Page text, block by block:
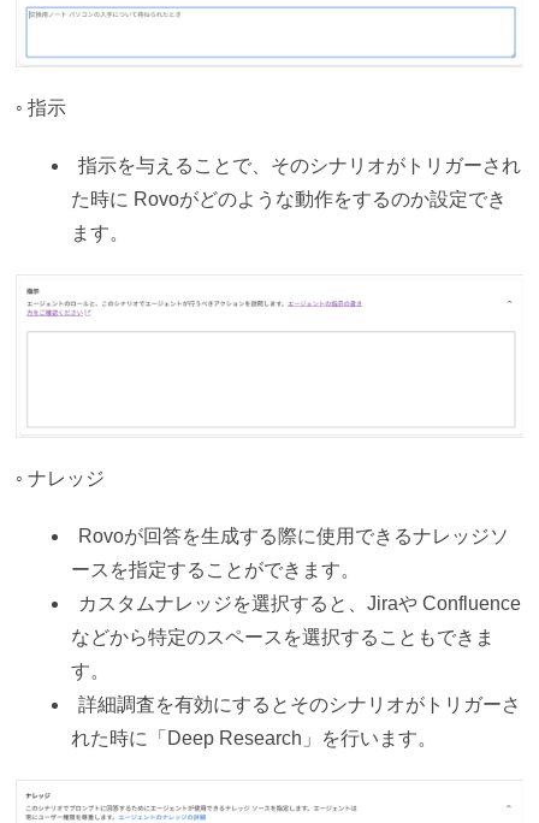
◦ 指示
指示を与えることで、そのシナリオがトリガーされ
た時に Rovoがどのような動作をするのか設定でき
ます。
◦ ナレッジ
Rovoが回答を生成する際に使用できるナレッジソ
ースを指定することができます。
カスタムナレッジを選択すると、Jiraや Confluence
などから特定のスペースを選択することもできま
す。
詳細調査を有効にするとそのシナリオがトリガーさ
れた時に「Deep Research」を行います。